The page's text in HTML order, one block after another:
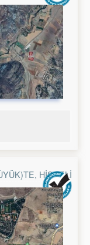
HISSELI
TARLA